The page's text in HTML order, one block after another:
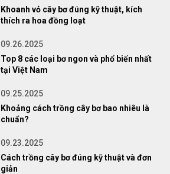
Khoanh vỏ cây bơ đúng kỹ thuật, kích
thích ra hoa đồng loạt
09.26.2025
Top 8 các loại bơ ngon và phổ biến nhất
tại Việt Nam
09.25.2025
Khoảng cách trồng cây bơ bao nhiêu là
chuẩn?
09.23.2025
Cách trồng cây bơ đúng kỹ thuật và đơn
giản